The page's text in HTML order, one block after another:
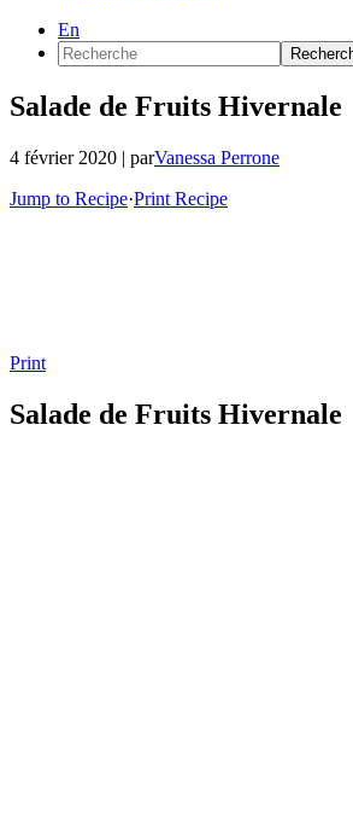
En
Recherche
Salade de Fruits Hivernale
4 février 2020 | parVanessa Perrone
Jump to Recipe·Print Recipe
Print
Salade de Fruits Hivernale